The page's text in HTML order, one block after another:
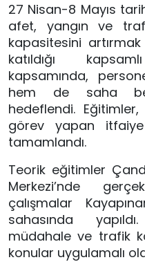
27 Nisan-8 Mayıs
afet, yangın ve
kapasitesini
katıldığı
kapsamında,
hem de saha
hedeflendi.
görev yapan itfaiye
tamamlandı.
Teorik eğitimler
Merkezi’nde
çalışmalar
sahasında
müdahale ve trafik
konular uygulamalı